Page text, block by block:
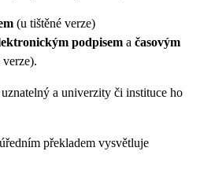
(u tištěné verze)
podpisem a časovým
a univerzity či instituce ho
překladem vysvětluje